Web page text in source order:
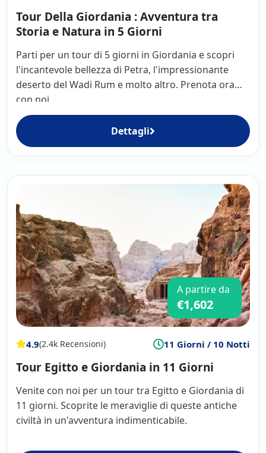
Tour Della Giordania : Avventura tra
Storia e Natura in 5 Giorni
Parti per un tour di 5 giorni in Giordania e scopri
l'incantevole bellezza di Petra, l'impressionante
deserto del Wadi Rum e molto altro. Prenota ora
con noi.
Dettagli
A partire da
€1,602
4.9(2.4k Recensioni) 11 Giorni / 10 Notti
Tour Egitto e Giordania in 11 Giorni
Venite con noi per un tour tra Egitto e Giordania di
11 giorni. Scoprite le meraviglie di queste antiche
civiltà in un'avventura indimenticabile.